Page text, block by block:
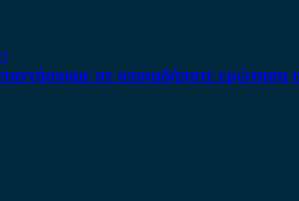
σε οποιαδήποτε ερώτηση